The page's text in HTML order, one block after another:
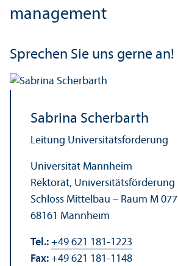
management
Sprechen Sie uns gerne an!
Sabrina Scherbarth
Leitung Universitäts­förderung
Universität Mannheim
Rektorat, Universitäts­förderung
Schloss Mittelbau – Raum M 077
68161 Mannheim
Tel.: +49 621 181-1223
Fax: +49 621 181-1148